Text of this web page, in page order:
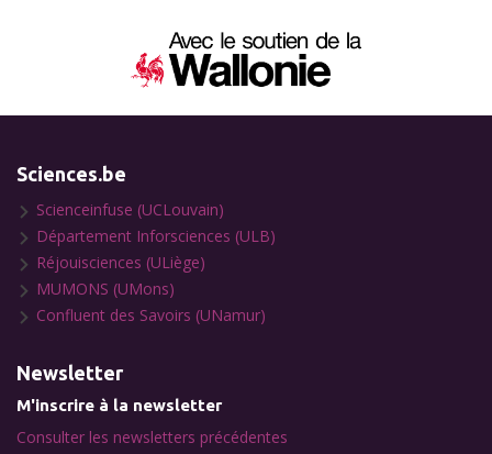
Sciences.be
Scienceinfuse (UCLouvain)
Département Inforsciences (ULB)
Réjouisciences (ULiège)
MUMONS (UMons)
Confluent des Savoirs (UNamur)
Newsletter
M'inscrire à la newsletter
Consulter les newsletters précédentes